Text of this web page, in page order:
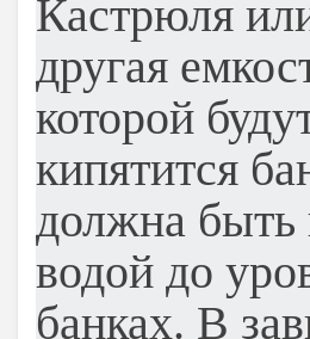
Кастрюля
другая
которой
кипятится
должна быть
водой до
банках. В